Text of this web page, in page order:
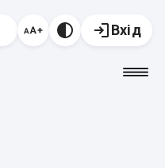
Вхід